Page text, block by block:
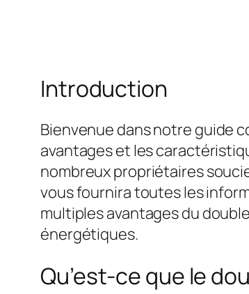
Introduction
Bienvenue dans notre guide
avantages et les
nombreux propriétaires
vous fournira toutes les
multiples avantages du
énergétiques.
Qu’est-ce que le